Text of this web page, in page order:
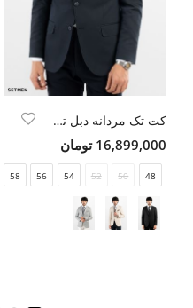
کت تک مردانه دبل توییل
16,899,000 تومان
48
50
52
54
56
58